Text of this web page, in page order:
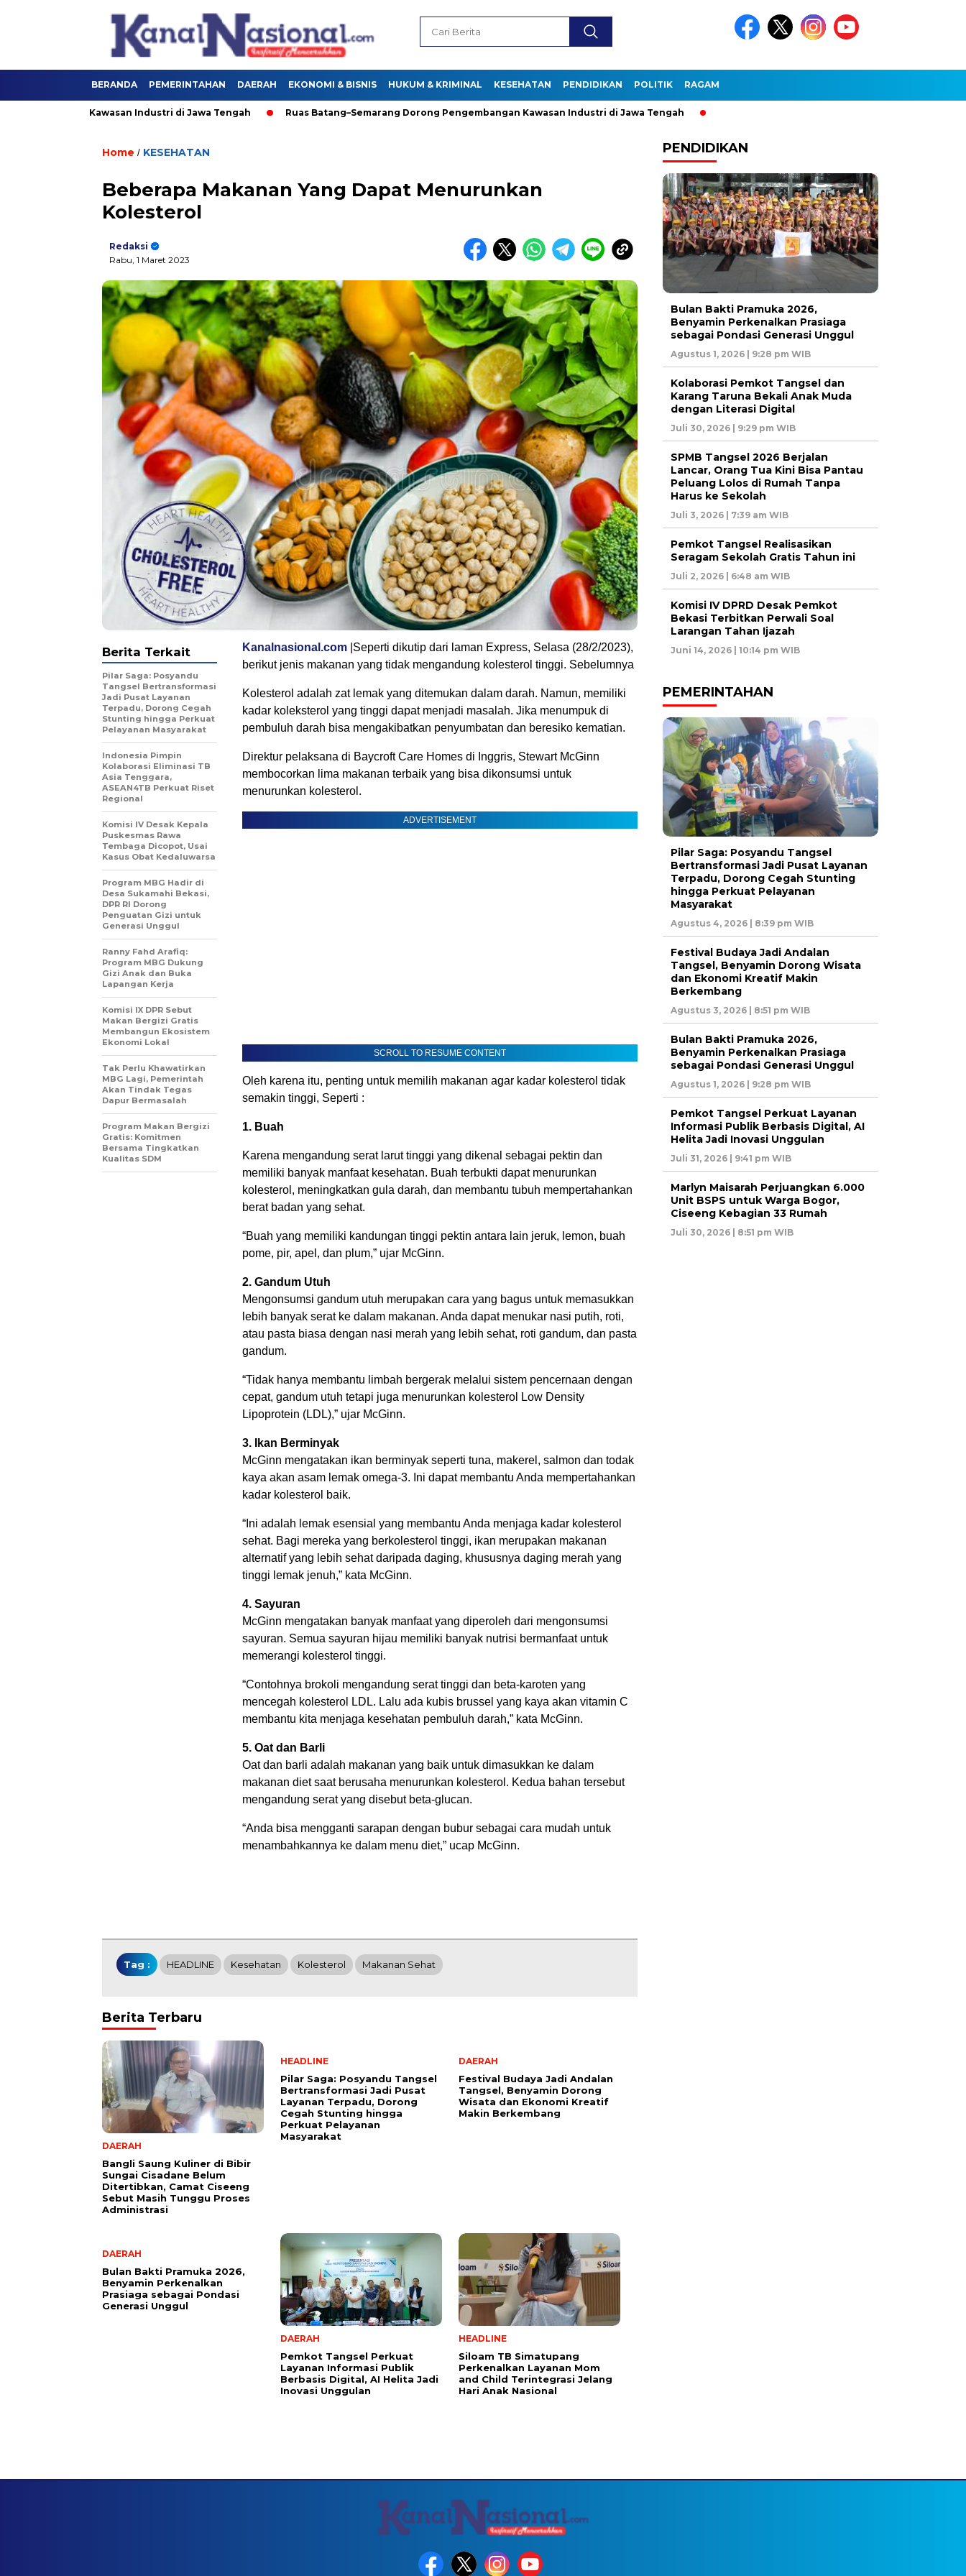
BERANDA PEMERINTAHAN DAERAH EKONOMI & BISNIS HUKUM & KRIMINAL KESEHATAN PENDIDIKAN POLITIK RAGAM
Kawasan Industri di Jawa Tengah Ruas Batang–Semarang Dorong Pengembangan Kawasan Industri di Jawa Tengah
Home / KESEHATAN
Beberapa Makanan Yang Dapat Menurunkan
Kolesterol
Redaksi
Rabu, 1 Maret 2023
Kanalnasional.com |Seperti dikutip dari laman Express, Selasa (28/2/2023),
berikut jenis makanan yang tidak mengandung kolesterol tinggi. Sebelumnya
Kolesterol adalah zat lemak yang ditemukan dalam darah. Namun, memiliki
kadar koleksterol yang tinggi dapat menjadi masalah. Jika menumpuk di
pembuluh darah bisa mengakibatkan penyumbatan dan beresiko kematian.
Direktur pelaksana di Baycroft Care Homes di Inggris, Stewart McGinn
membocorkan lima makanan terbaik yang bisa dikonsumsi untuk
menurunkan kolesterol.
ADVERTISEMENT
SCROLL TO RESUME CONTENT
Oleh karena itu, penting untuk memilih makanan agar kadar kolesterol tidak
semakin tinggi, Seperti :
1. Buah
Karena mengandung serat larut tinggi yang dikenal sebagai pektin dan
memiliki banyak manfaat kesehatan. Buah terbukti dapat menurunkan
kolesterol, meningkatkan gula darah, dan membantu tubuh mempertahankan
berat badan yang sehat.
“Buah yang memiliki kandungan tinggi pektin antara lain jeruk, lemon, buah
pome, pir, apel, dan plum,” ujar McGinn.
2. Gandum Utuh
Mengonsumsi gandum utuh merupakan cara yang bagus untuk memasukkan
lebih banyak serat ke dalam makanan. Anda dapat menukar nasi putih, roti,
atau pasta biasa dengan nasi merah yang lebih sehat, roti gandum, dan pasta
gandum.
“Tidak hanya membantu limbah bergerak melalui sistem pencernaan dengan
cepat, gandum utuh tetapi juga menurunkan kolesterol Low Density
Lipoprotein (LDL),” ujar McGinn.
3. Ikan Berminyak
McGinn mengatakan ikan berminyak seperti tuna, makerel, salmon dan todak
kaya akan asam lemak omega-3. Ini dapat membantu Anda mempertahankan
kadar kolesterol baik.
“Ini adalah lemak esensial yang membantu Anda menjaga kadar kolesterol
sehat. Bagi mereka yang berkolesterol tinggi, ikan merupakan makanan
alternatif yang lebih sehat daripada daging, khususnya daging merah yang
tinggi lemak jenuh,” kata McGinn.
4. Sayuran
McGinn mengatakan banyak manfaat yang diperoleh dari mengonsumsi
sayuran. Semua sayuran hijau memiliki banyak nutrisi bermanfaat untuk
memerangi kolesterol tinggi.
“Contohnya brokoli mengandung serat tinggi dan beta-karoten yang
mencegah kolesterol LDL. Lalu ada kubis brussel yang kaya akan vitamin C
membantu kita menjaga kesehatan pembuluh darah,” kata McGinn.
5. Oat dan Barli
Oat dan barli adalah makanan yang baik untuk dimasukkan ke dalam
makanan diet saat berusaha menurunkan kolesterol. Kedua bahan tersebut
mengandung serat yang disebut beta-glucan.
“Anda bisa mengganti sarapan dengan bubur sebagai cara mudah untuk
menambahkannya ke dalam menu diet,” ucap McGinn.
Berita Terkait
Pilar Saga: Posyandu
Tangsel Bertransformasi
Jadi Pusat Layanan
Terpadu, Dorong Cegah
Stunting hingga Perkuat
Pelayanan Masyarakat
Indonesia Pimpin
Kolaborasi Eliminasi TB
Asia Tenggara,
ASEAN4TB Perkuat Riset
Regional
Komisi IV Desak Kepala
Puskesmas Rawa
Tembaga Dicopot, Usai
Kasus Obat Kedaluwarsa
Program MBG Hadir di
Desa Sukamahi Bekasi,
DPR RI Dorong
Penguatan Gizi untuk
Generasi Unggul
Ranny Fahd Arafiq:
Program MBG Dukung
Gizi Anak dan Buka
Lapangan Kerja
Komisi IX DPR Sebut
Makan Bergizi Gratis
Membangun Ekosistem
Ekonomi Lokal
Tak Perlu Khawatirkan
MBG Lagi, Pemerintah
Akan Tindak Tegas
Dapur Bermasalah
Program Makan Bergizi
Gratis: Komitmen
Bersama Tingkatkan
Kualitas SDM
Tag : HEADLINE Kesehatan Kolesterol Makanan Sehat
Berita Terbaru
DAERAH
Bangli Saung Kuliner di Bibir
Sungai Cisadane Belum
Ditertibkan, Camat Ciseeng
Sebut Masih Tunggu Proses
Administrasi
HEADLINE
Pilar Saga: Posyandu Tangsel
Bertransformasi Jadi Pusat
Layanan Terpadu, Dorong
Cegah Stunting hingga
Perkuat Pelayanan
Masyarakat
DAERAH
Festival Budaya Jadi Andalan
Tangsel, Benyamin Dorong
Wisata dan Ekonomi Kreatif
Makin Berkembang
DAERAH
Bulan Bakti Pramuka 2026,
Benyamin Perkenalkan
Prasiaga sebagai Pondasi
Generasi Unggul
DAERAH
Pemkot Tangsel Perkuat
Layanan Informasi Publik
Berbasis Digital, AI Helita Jadi
Inovasi Unggulan
HEADLINE
Siloam TB Simatupang
Perkenalkan Layanan Mom
and Child Terintegrasi Jelang
Hari Anak Nasional
PENDIDIKAN
Bulan Bakti Pramuka 2026,
Benyamin Perkenalkan Prasiaga
sebagai Pondasi Generasi Unggul
Agustus 1, 2026 | 9:28 pm WIB
Kolaborasi Pemkot Tangsel dan
Karang Taruna Bekali Anak Muda
dengan Literasi Digital
Juli 30, 2026 | 9:29 pm WIB
SPMB Tangsel 2026 Berjalan
Lancar, Orang Tua Kini Bisa Pantau
Peluang Lolos di Rumah Tanpa
Harus ke Sekolah
Juli 3, 2026 | 7:39 am WIB
Pemkot Tangsel Realisasikan
Seragam Sekolah Gratis Tahun ini
Juli 2, 2026 | 6:48 am WIB
Komisi IV DPRD Desak Pemkot
Bekasi Terbitkan Perwali Soal
Larangan Tahan Ijazah
Juni 14, 2026 | 10:14 pm WIB
PEMERINTAHAN
Pilar Saga: Posyandu Tangsel
Bertransformasi Jadi Pusat Layanan
Terpadu, Dorong Cegah Stunting
hingga Perkuat Pelayanan
Masyarakat
Agustus 4, 2026 | 8:39 pm WIB
Festival Budaya Jadi Andalan
Tangsel, Benyamin Dorong Wisata
dan Ekonomi Kreatif Makin
Berkembang
Agustus 3, 2026 | 8:51 pm WIB
Bulan Bakti Pramuka 2026,
Benyamin Perkenalkan Prasiaga
sebagai Pondasi Generasi Unggul
Agustus 1, 2026 | 9:28 pm WIB
Pemkot Tangsel Perkuat Layanan
Informasi Publik Berbasis Digital, AI
Helita Jadi Inovasi Unggulan
Juli 31, 2026 | 9:41 pm WIB
Marlyn Maisarah Perjuangkan 6.000
Unit BSPS untuk Warga Bogor,
Ciseeng Kebagian 33 Rumah
Juli 30, 2026 | 8:51 pm WIB